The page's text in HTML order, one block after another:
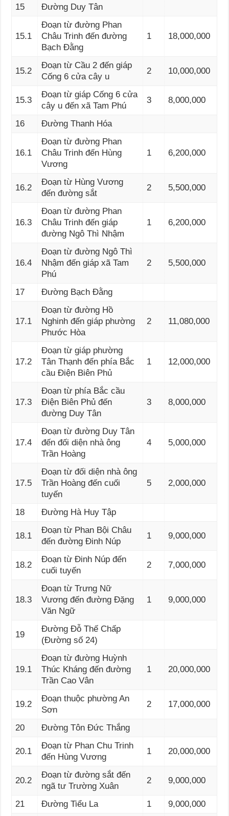
15 Đường Duy Tân
15.1
Đoạn từ đường Phan
Châu Trinh đến đường
Bạch Đằng
1 18,000,000
15.2
Đoạn từ Cầu 2 đến giáp
Cống 6 cửa cây u
2 10,000,000
15.3
Đoạn từ giáp Cống 6 cửa
cây u đến xã Tam Phú
3 8,000,000
16 Đường Thanh Hóa
16.1
Đoạn từ đường Phan
Châu Trinh đến Hùng
Vương
1 6,200,000
16.2
Đoạn từ Hùng Vương
đến đường sắt
2 5,500,000
16.3
Đoạn từ đường Phan
Châu Trinh đến giáp
đường Ngô Thì Nhậm
1 6,200,000
16.4
Đoạn từ đường Ngô Thì
Nhậm đến giáp xã Tam
Phú
2 5,500,000
17 Đường Bạch Đằng
17.1
Đoạn từ đường Hồ
Nghinh đến giáp phường
Phước Hòa
2 11,080,000
17.2
Đoạn từ giáp phường
Tân Thạnh đến phía Bắc
cầu Điện Biên Phủ
1 12,000,000
17.3
Đoạn từ phía Bắc cầu
Điện Biên Phủ đến
đường Duy Tân
3 8,000,000
17.4
Đoạn từ đường Duy Tân
đến đối diện nhà ông
Trần Hoàng
4 5,000,000
17.5
Đoạn từ đối diện nhà ông
Trần Hoàng đến cuối
tuyến
5 2,000,000
18 Đường Hà Huy Tập
18.1
Đoạn từ Phan Bội Châu
đến đường Đinh Núp
1 9,000,000
18.2
Đoạn từ Đinh Núp đến
cuối tuyến
2 7,000,000
18.3
Đoạn từ Trưng Nữ
Vương đến đường Đặng
Văn Ngữ
1 9,000,000
19
Đường Đỗ Thế Chấp
(Đường số 24)
19.1
Đoạn từ đường Huỳnh
Thúc Kháng đến đường
Trần Cao Vân
1 20,000,000
19.2
Đoạn thuộc phường An
Sơn
2 17,000,000
20 Đường Tôn Đức Thắng
20.1
Đoạn từ Phan Chu Trinh
đến Hùng Vương
1 20,000,000
20.2
Đoạn từ đường sắt đến
ngã tư Trường Xuân
2 9,000,000
21 Đường Tiểu La 1 9,000,000